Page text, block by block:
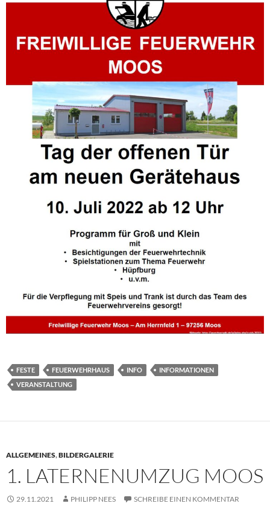
FESTE FEUERWEHRHAUS INFO
INFORMATIONEN
VERANSTALTUNG
ALLGEMEINES,BILDERGALERIE
1. LATERNENUMZUG MOOS
29.11.2021 PHILIPP NEES SCHREIBE EINEN KOMMENTAR